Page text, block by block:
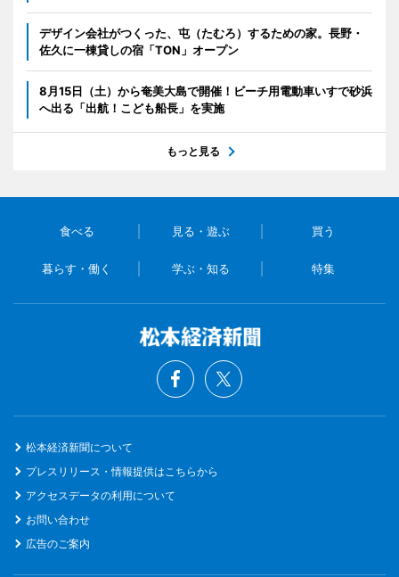
デザイン会社がつくった、屯（たむろ）するための家。長野・
佐久に一棟貸しの宿「TON」オープン
8月15日（土）から奄美大島で開催！ビーチ用電動車いすで砂浜
へ出る「出航！こども船長」を実施
もっと見る
食べる 見る・遊ぶ 買う
暮らす・働く 学ぶ・知る 特集
松本経済新聞について
プレスリリース・情報提供はこちらから
アクセスデータの利用について
お問い合わせ
広告のご案内